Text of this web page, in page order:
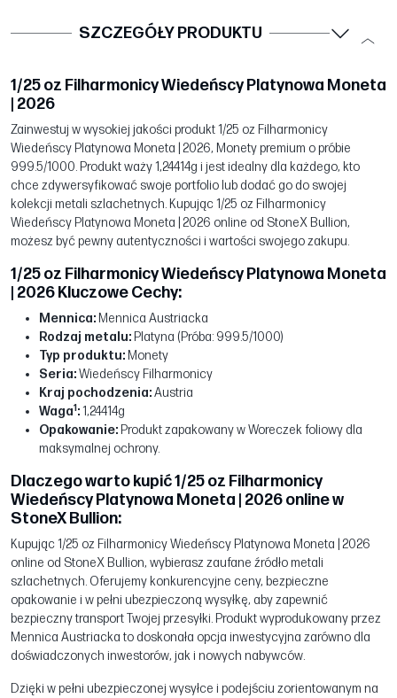
SZCZEGÓŁY PRODUKTU
1/25 oz Filharmonicy Wiedeńscy Platynowa Moneta
| 2026
Zainwestuj w wysokiej jakości produkt 1/25 oz Filharmonicy
Wiedeńscy Platynowa Moneta | 2026, Monety premium o próbie
999.5/1000. Produkt waży 1,24414g i jest idealny dla każdego, kto
chce zdywersyfikować swoje portfolio lub dodać go do swojej
kolekcji metali szlachetnych. Kupując 1/25 oz Filharmonicy
Wiedeńscy Platynowa Moneta | 2026 online od StoneX Bullion,
możesz być pewny autentyczności i wartości swojego zakupu.
1/25 oz Filharmonicy Wiedeńscy Platynowa Moneta
| 2026 Kluczowe Cechy:
Mennica: Mennica Austriacka
Rodzaj metalu: Platyna (Próba: 999.5/1000)
Typ produktu: Monety
Seria:Wiedeńscy Filharmonicy
Kraj pochodzenia:Austria
Waga1: 1,24414g
Opakowanie: Produkt zapakowany w Woreczek foliowy dla
maksymalnej ochrony.
Dlaczego warto kupić 1/25 oz Filharmonicy
Wiedeńscy Platynowa Moneta | 2026 online w
StoneX Bullion:
Kupując 1/25 oz Filharmonicy Wiedeńscy Platynowa Moneta | 2026
online od StoneX Bullion, wybierasz zaufane źródło metali
szlachetnych. Oferujemy konkurencyjne ceny, bezpieczne
opakowanie i w pełni ubezpieczoną wysyłkę, aby zapewnić
bezpieczny transport Twojej przesyłki. Produkt wyprodukowany przez
Mennica Austriacka to doskonała opcja inwestycyjna zarówno dla
doświadczonych inwestorów, jak i nowych nabywców.
Dzięki w pełni ubezpieczonej wysyłce i podejściu zorientowanym na